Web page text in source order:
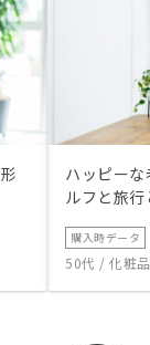
ハッピー
ルフと旅
購入時データ
50代 / 化粧